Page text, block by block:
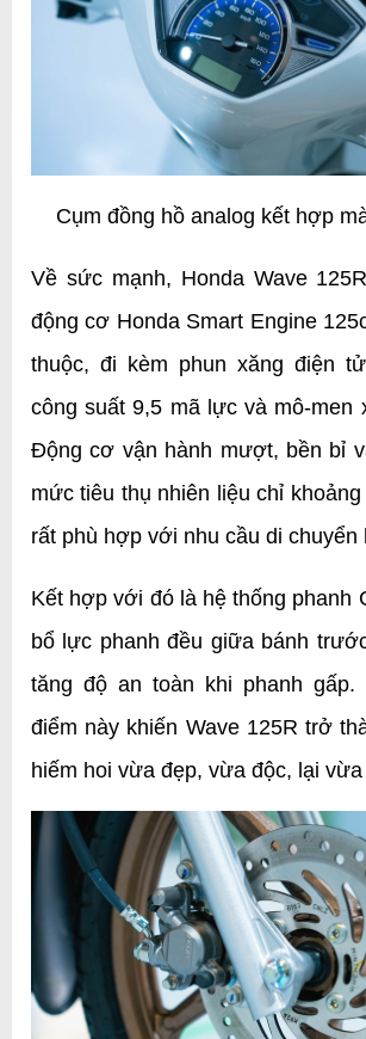
Cụm đồng hồ analog kết hợp
Về sức mạnh, Honda Wave
động cơ Honda Smart Engine
thuộc, đi kèm phun xăng điện
công suất 9,5 mã lực và mô-men
Động cơ vận hành mượt, bền bỉ
mức tiêu thụ nhiên liệu chỉ
rất phù hợp với nhu cầu di chuyển
Kết hợp với đó là hệ thống phanh
bổ lực phanh đều giữa bánh
tăng độ an toàn khi phanh gấp.
điểm này khiến Wave 125R trở
hiếm hoi vừa đẹp, vừa độc, lại